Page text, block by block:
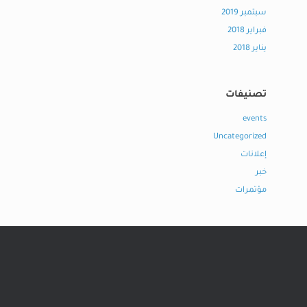
سبتمبر 2019
فبراير 2018
يناير 2018
تصنيفات
events
Uncategorized
إعلانات
خبر
مؤتمرات